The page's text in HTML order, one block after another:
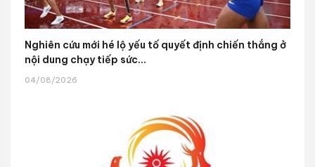
Nghiên cứu mới hé lộ yếu tố quyết định chiến thắng ở
nội dung chạy tiếp sức...
04/08/2026